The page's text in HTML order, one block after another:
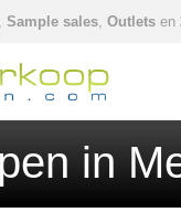
, Sample sales, Outlets en
in